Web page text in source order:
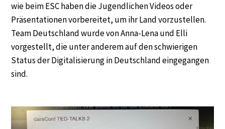
wie beim ESC haben die Jugendlichen Videos oder
Präsentationen vorbereitet, um ihr Land vorzustellen.
Team Deutschland wurde von Anna-Lena und Elli
vorgestellt, die unter anderem auf den schwierigen
Status der Digitalisierung in Deutschland eingegangen
sind.